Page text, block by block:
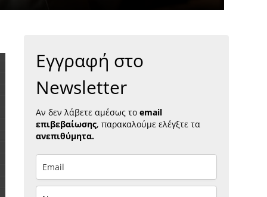
Εγγραφή στο
Newsletter
Αν δεν λάβετε αμέσως το email
επιβεβαίωσης, παρακαλούμε ελέγξτε τα
ανεπιθύμητα.